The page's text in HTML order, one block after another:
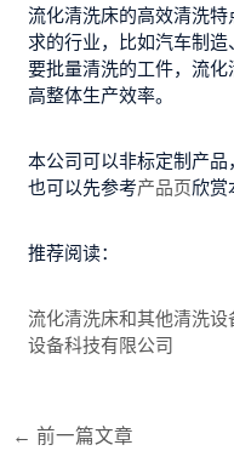
流化清洗床的高效清洗
求的行业，比如汽车制
要批量清洗的工件，流
高整体生产效率。
本公司可以非标定制产品
也可以先参考产品页欣赏
推荐阅读：
流化清洗床和其他清洗
设备科技有限公司
← 前一篇文章